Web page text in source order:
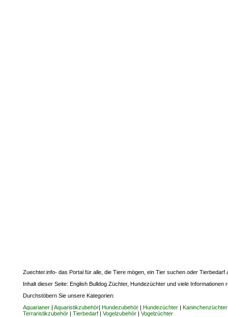
Zuechter.info- das Portal für alle, die Tiere mögen, ein Tier suchen oder Tierbedarf
Inhalt dieser Seite: English Bulldog Züchter, Hundezüchter und viele
Durchstöbern Sie unsere Kategorien:
Aquarianer | Aquaristikzubehör| Hundezubehör | Hundezüchter | Kaninchenzüchter
Terraristikzubehör | Tierbedarf | Vogelzubehör | Vogelzüchter